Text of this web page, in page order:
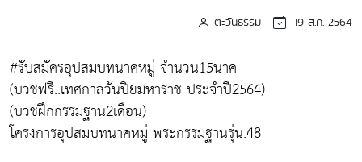
ตะวันธรรม 19 ส.ค. 2564
#รับสมัครอุปสมบทนาคหมู่ จำนวน15นาค
(บวชฟรี..เทศกาลวันปิยมหาราช ประจำปี2564)
(บวชฝึกกรรมฐาน2เดือน)
โครงการอุปสมบทนาคหมู่ พระกรรมฐานรุ่น.48